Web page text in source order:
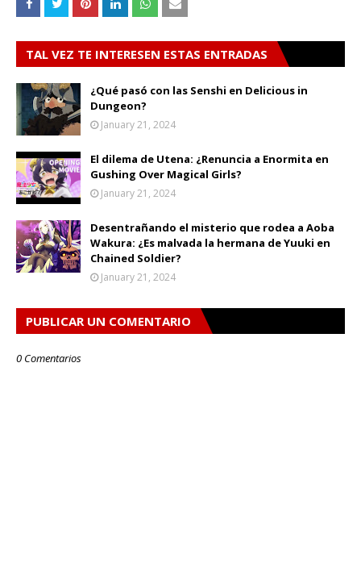
TAL VEZ TE INTERESEN ESTAS ENTRADAS
¿Qué pasó con las Senshi en Delicious in
Dungeon?
January 21, 2024
El dilema de Utena: ¿Renuncia a Enormita en
Gushing Over Magical Girls?
January 21, 2024
Desentrañando el misterio que rodea a Aoba
Wakura: ¿Es malvada la hermana de Yuuki en
Chained Soldier?
January 21, 2024
PUBLICAR UN COMENTARIO
0 Comentarios